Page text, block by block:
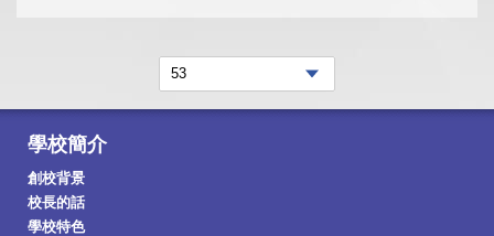
學校簡介
創校背景
校長的話
學校特色